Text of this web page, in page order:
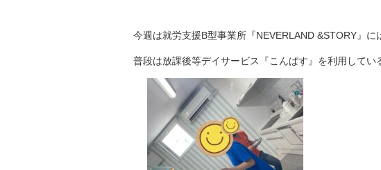
今週は就労支援B型事業所『NEVERLAND &STORY』に
普段は放課後等デイサービス『こんぱす』を利用して